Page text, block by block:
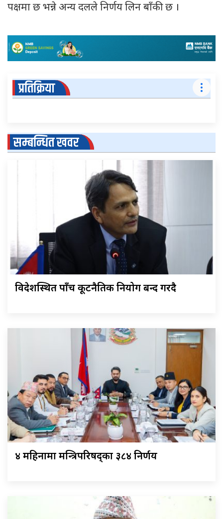
पक्षमा छ भन्ने अन्य दलले निर्णय लिन बाँकी छ ।
प्रतिक्रिया
सम्बन्धित खवर
विदेशस्थित पाँच कूटनैतिक नियोग बन्द गरिँदै
४ महिनामा मन्त्रिपरिषद्का ३८४ निर्णय